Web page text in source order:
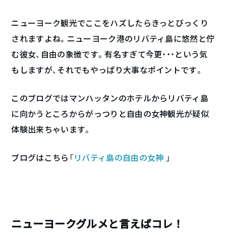
ニューヨーク観光でここをハズしたらきっとびっくり
されますよね。ニューヨーク港のリバティ島に悠然と佇
む彼女、自由の象徴です。有名すぎて今更・・・という気
もしますが、それでもやっぱり大事なポイントです。
このブログではマンハッタンのホテルからリバティ島
に向かうところからがっつりと自由の女神観光が疑似
体験出来ちゃいます。
ブログはこちら「リバティ島の自由の女神 」
ニューヨークグルメと言えばコレ！